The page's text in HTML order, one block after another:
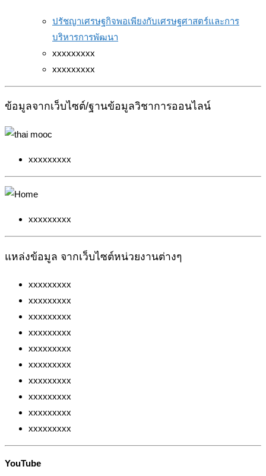
ปรัชญาเศรษฐกิจพอเพียงกับเศรษฐศาสตร์และการ
บริหารการพัฒนา
xxxxxxxxx
xxxxxxxxx
ข้อมูลจากเว็บไซต์/ฐานข้อมูลวิชาการออนไลน์
xxxxxxxxx
xxxxxxxxx
แหล่งข้อมูล จากเว็บไซต์หน่วยงานต่างๆ
xxxxxxxxx
xxxxxxxxx
xxxxxxxxx
xxxxxxxxx
xxxxxxxxx
xxxxxxxxx
xxxxxxxxx
xxxxxxxxx
xxxxxxxxx
xxxxxxxxx
YouTube